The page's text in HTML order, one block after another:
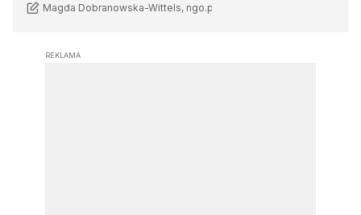
Magda Dobranowska-Wittels, ngo.pl
REKLAMA